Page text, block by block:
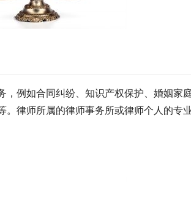
例如合同纠纷、知识产权保护、婚姻家
律师所属的律师事务所或律师个人的专